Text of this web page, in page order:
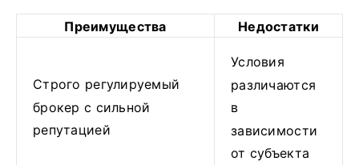
Преимущества Недостатки
Строго регулируемый
брокер с сильной
репутацией
Условия
различаются
в
зависимости
от субъекта